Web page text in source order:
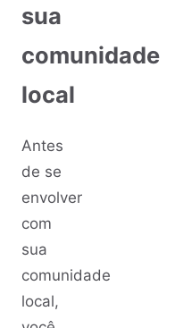
sua
comunidade
local
Antes
de se
envolver
com
sua
comunidade
local,